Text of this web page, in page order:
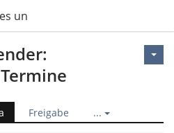
und nachhaltiges Handeln
Freigabe ...